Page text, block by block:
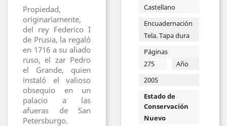
Propiedad,
originariamente,
del rey Federico I
de Prusia, la regaló
en 1716 a su aliado
ruso, el zar Pedro
el Grande, quien
instaló el valioso
obsequio en un
palacio a las
afueras de San
Petersburgo.
Castellano
Encuadernación
Tela. Tapa dura
Páginas
275
Año
2005
Estado de
Conservación
Nuevo